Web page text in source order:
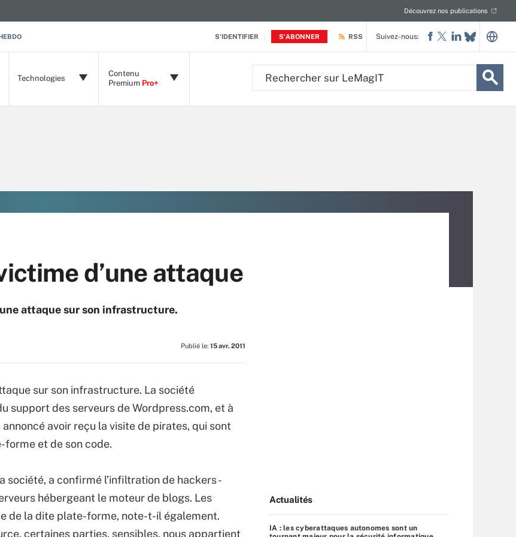
S'IDENTIFIER S'ABONNER
Découvrez nos publications
RSS
Technologies
Contenu
Premium Pro+
Suivez-nous:
d’une attaque
attaque sur son infrastructure.
Publié le: 15 avr. 2011
sur son infrastructure. La société
support des serveurs de Wordpress.com, et à
avoir reçu la visite de pirates, qui sont
forme et de son code.
société, a confirmé l’infiltration de hackers -
hébergeant le moteur de blogs. Les
de la dite plate-forme, note-t-il également.
certaines parties, sensibles, nous appartient
Actualités
IA : les cyberattaques autonomes sont un